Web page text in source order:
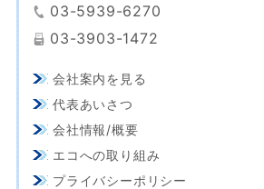
03-5939-6270
03-3903-1472
会社案内を見る
代表あいさつ
会社情報/概要
エコへの取り組み
プライバシーポリシー